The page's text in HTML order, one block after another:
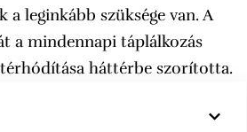
leginkább szüksége van. A
a mindennapi táplálkozás
háttérbe szorította.